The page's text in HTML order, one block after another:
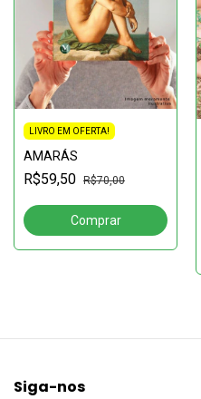
LIVRO EM OFERTA!
AMARÁS
R$59,50 R$70,00
Siga-nos